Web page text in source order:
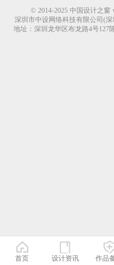
© 2014-2025 中国设计之窗
深圳市中设网络科技有限公司(
地址：深圳龙华区布龙路4号127
首页 设计资讯 作品